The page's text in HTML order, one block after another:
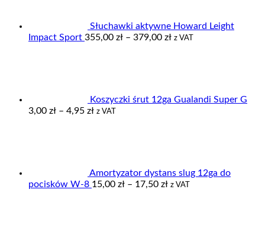
Słuchawki aktywne Howard Leight
Impact Sport 355,00 zł – 379,00 złZakres
z VAT
Koszyczki śrut 12ga Gualandi Super G
3,00 zł – 4,95 złZakres
z VAT
Amortyzator dystans slug 12ga do
pocisków W-8 15,00 zł – 17,50 złZakres
z VAT